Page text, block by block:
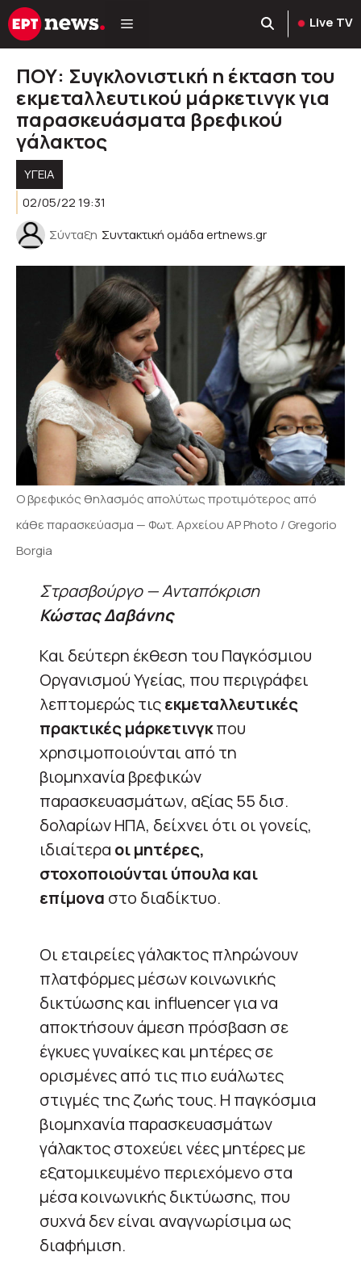
Μετάβαση
σε
Live TV
ΠΟΥ: Συγκλονιστική η έκταση του
εκμεταλλευτικού μάρκετινγκ για
παρασκευάσματα βρεφικού
γάλακτος
ΥΓΕΊΑ
02/05/22 19:31
Σύνταξη Συντακτική ομάδα ertnews.gr
Ο βρεφικός θηλασμός απολύτως προτιμότερος από
κάθε παρασκεύασμα — Φωτ. Αρχείου AP Photo / Gregorio
Borgia
Στρασβούργο — Ανταπόκριση
Κώστας Δαβάνης
Και δεύτερη έκθεση του Παγκόσμιου
Οργανισμού Υγείας, που περιγράφει
λεπτομερώς τιςεκμεταλλευτικές
πρακτικές μάρκετινγκπου
χρησιμοποιούνται από τη
βιομηχανία βρεφικών
παρασκευασμάτων, αξίας 55 δισ.
δολαρίων ΗΠΑ, δείχνει ότι οι γονείς,
ιδιαίτερα οι μητέρες,
στοχοποιούνται ύπουλα και
επίμονα στο διαδίκτυο.
Οι εταιρείες γάλακτος πληρώνουν
πλατφόρμες μέσων κοινωνικής
δικτύωσης και influencerγια να
αποκτήσουν άμεση πρόσβαση σε
έγκυες γυναίκες και μητέρες σε
ορισμένες από τις πιο ευάλωτες
στιγμές της ζωής τους. Η παγκόσμια
βιομηχανία παρασκευασμάτων
γάλακτος στοχεύει νέες μητέρες με
εξατομικευμένο περιεχόμενο στα
μέσα κοινωνικής δικτύωσης, που
συχνά δεν είναι αναγνωρίσιμα ως
διαφήμιση.